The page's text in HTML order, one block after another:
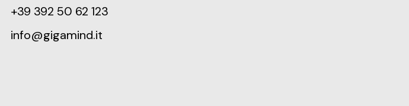
+39 392 50 62 123
info@gigamind.it